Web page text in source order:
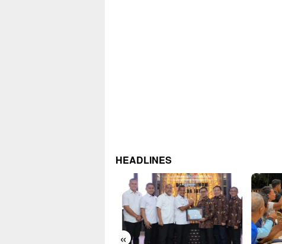
HEADLINES